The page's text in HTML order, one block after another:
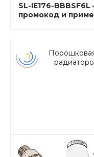
SL-IE176-
промокод и